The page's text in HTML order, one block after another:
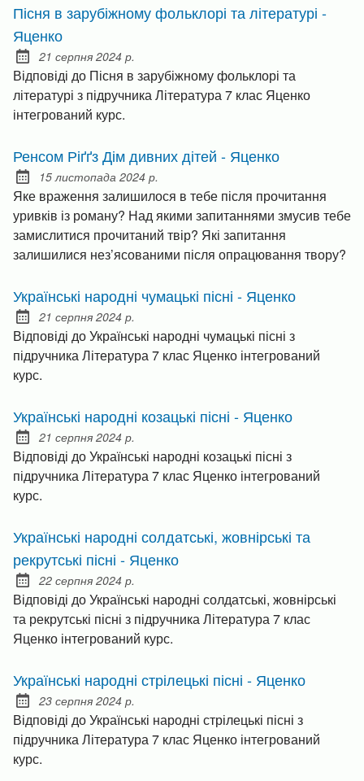
Пісня в зарубіжному фольклорі та літературі -
Яценко
Posted on:
21 серпня 2024 р.
Відповіді до Пісня в зарубіжному фольклорі та
літературі з підручника Література 7 клас Яценко
інтегрований курс.
Ренсом Ріґґз Дім дивних дітей - Яценко
Posted on:
15 листопада 2024 р.
Яке враження залишилося в тебе після прочитання
уривків із роману? Над якими запитаннями змусив тебе
замислитися прочитаний твір? Які запитання
залишилися нез’ясованими після опрацювання твору?
Українські народні чумацькі пісні - Яценко
Posted on:
21 серпня 2024 р.
Відповіді до Українські народні чумацькі пісні з
підручника Література 7 клас Яценко інтегрований
курс.
Українські народні козацькі пісні - Яценко
Posted on:
21 серпня 2024 р.
Відповіді до Українські народні козацькі пісні з
підручника Література 7 клас Яценко інтегрований
курс.
Українські народні солдатські, жовнірські та
рекрутські пісні - Яценко
Posted on:
22 серпня 2024 р.
Відповіді до Українські народні солдатські, жовнірські
та рекрутські пісні з підручника Література 7 клас
Яценко інтегрований курс.
Українські народні стрілецькі пісні - Яценко
Posted on:
23 серпня 2024 р.
Відповіді до Українські народні стрілецькі пісні з
підручника Література 7 клас Яценко інтегрований
курс.